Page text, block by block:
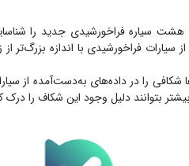
هشت سیاره فراخورشیدی جدید را
سیارات فراخورشیدی با اندازه بزرگ‌تر
شکافی را در داده‌های به‌دست‌آمده از
بتوانند دلیل وجود این شکاف را درک